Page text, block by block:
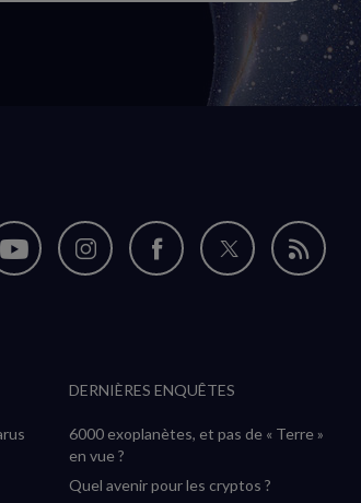
Nous
(nouvelle
fenêtre)
Nous
(nouvelle
fenêtre)
Nous
(nouvelle
fenêtre)
Nous
(nouvelle
fenêtre)
Flux
DERNIÈRES ENQUÊTES
6000 exoplanètes, et pas de « Terre »
en vue ?
Quel avenir pour les cryptos ?